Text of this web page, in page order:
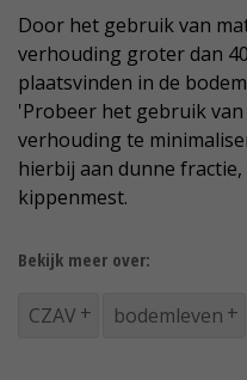
Door het gebruik van
verhouding groter dan
plaatsvinden in de
'Probeer het gebruik
verhouding te
hierbij aan dunne
kippenmest.
Bekijk meer over:
CZAV bodemleven